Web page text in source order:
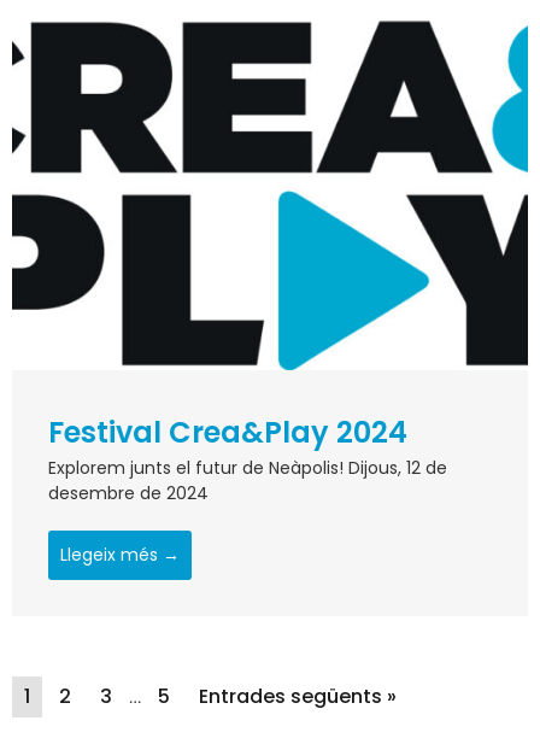
Festival Crea&Play 2024
Explorem junts el futur de Neàpolis! Dijous, 12 de
desembre de 2024
Llegeix més →
1 2 3 … 5 Entrades següents »